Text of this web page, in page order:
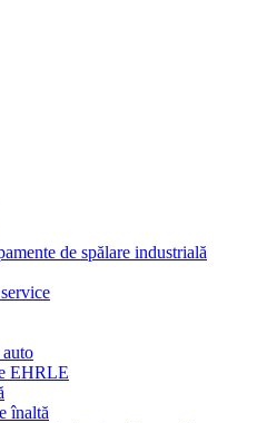
de spălare industrială
EHRLE
înaltă